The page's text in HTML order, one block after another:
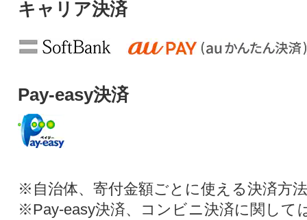
キャリア決済
Pay-easy決済
※自治体、寄付金額ごとに使える決済方
※Pay-easy決済、コンビニ決済に関して